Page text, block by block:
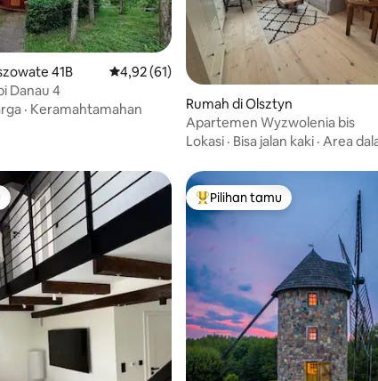
ulasan
41B Nilai rata-rata 4,92 dari 5, 61 ulasan
4,92 (61)
Danau 4
· Keramahtamahan Rumah di Olsztyn
Apartemen Wyzwolenia bis
Lokasi · Bisa jalan kaki · Area
Pilihan tamu terpopuler
Pilihan tamu